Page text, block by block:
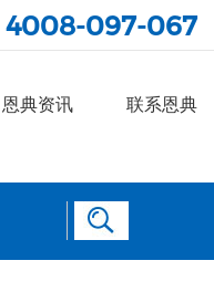
4008-097-067
恩典资讯 联系恩典